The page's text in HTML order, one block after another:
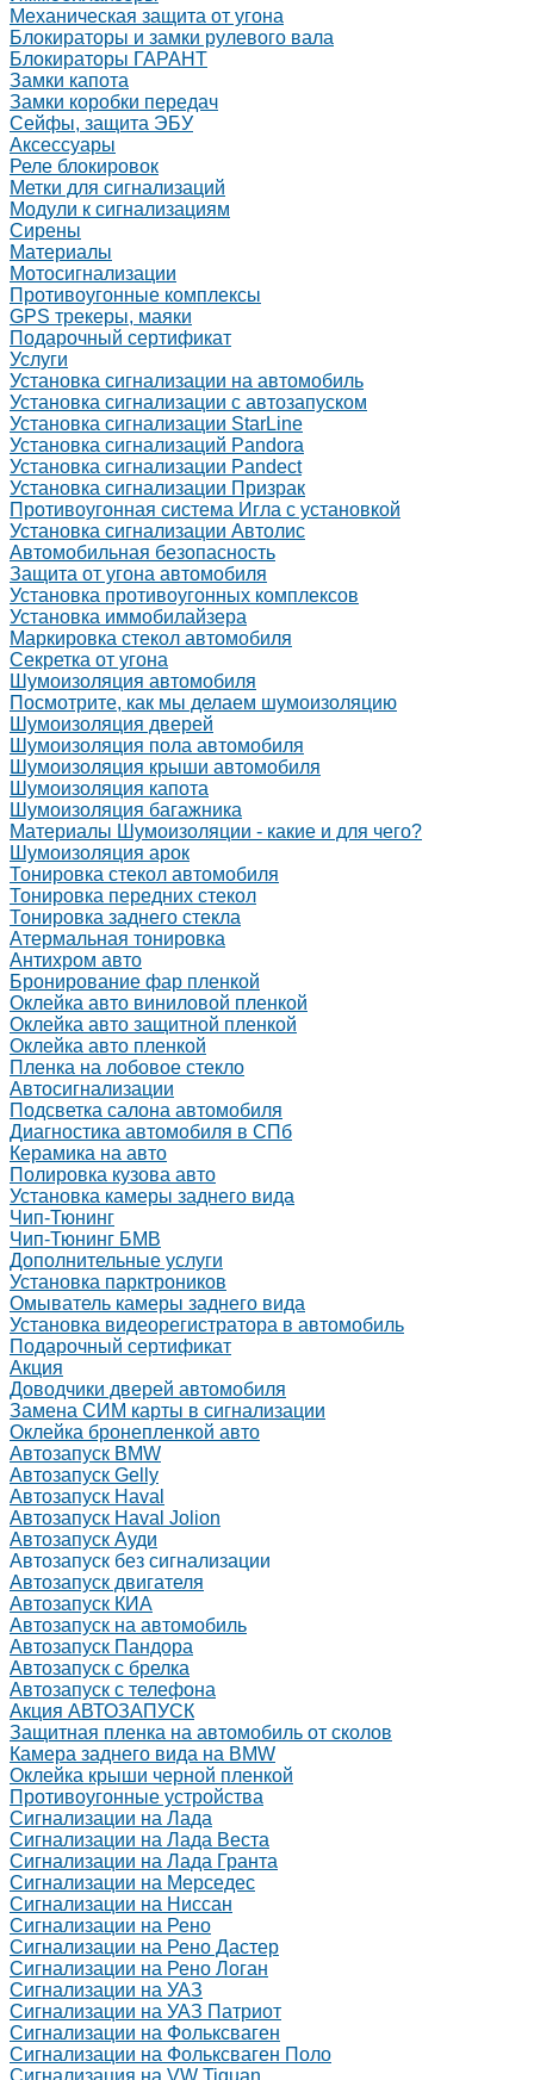
Механическая защита от угона
Блокираторы и замки рулевого вала
Блокираторы ГАРАНТ
Замки капота
Замки коробки передач
Сейфы, защита ЭБУ
Аксессуары
Реле блокировок
Метки для сигнализаций
Модули к сигнализациям
Сирены
Материалы
Мотосигнализации
Противоугонные комплексы
GPS трекеры, маяки
Подарочный сертификат
Услуги
Установка сигнализации на автомобиль
Установка сигнализации с автозапуском
Установка сигнализации StarLine
Установка сигнализаций Pandora
Установка сигнализации Pandect
Установка сигнализации Призрак
Противоугонная система Игла с установкой
Установка сигнализации Автолис
Автомобильная безопасность
Защита от угона автомобиля
Установка противоугонных комплексов
Установка иммобилайзера
Маркировка стекол автомобиля
Секретка от угона
Шумоизоляция автомобиля
Посмотрите, как мы делаем шумоизоляцию
Шумоизоляция дверей
Шумоизоляция пола автомобиля
Шумоизоляция крыши автомобиля
Шумоизоляция капота
Шумоизоляция багажника
Материалы Шумоизоляции - какие и для чего?
Шумоизоляция арок
Тонировка стекол автомобиля
Тонировка передних стекол
Тонировка заднего стекла
Атермальная тонировка
Антихром авто
Бронирование фар пленкой
Оклейка авто виниловой пленкой
Оклейка авто защитной пленкой
Оклейка авто пленкой
Пленка на лобовое стекло
Автосигнализации
Подсветка салона автомобиля
Диагностика автомобиля в СПб
Керамика на авто
Полировка кузова авто
Установка камеры заднего вида
Чип-Тюнинг
Чип-Тюнинг БМВ
Дополнительные услуги
Установка парктроников
Омыватель камеры заднего вида
Установка видеорегистратора в автомобиль
Подарочный сертификат
Акция
Доводчики дверей автомобиля
Замена СИМ карты в сигнализации
Оклейка бронепленкой авто
Автозапуск BMW
Автозапуск Gelly
Автозапуск Haval
Автозапуск Haval Jolion
Автозапуск Ауди
Автозапуск без сигнализации
Автозапуск двигателя
Автозапуск КИА
Автозапуск на автомобиль
Автозапуск Пандора
Автозапуск с брелка
Автозапуск с телефона
Акция АВТОЗАПУСК
Защитная пленка на автомобиль от сколов
Камера заднего вида на BMW
Оклейка крыши черной пленкой
Противоугонные устройства
Сигнализации на Лада
Сигнализации на Лада Веста
Сигнализации на Лада Гранта
Сигнализации на Мерседес
Сигнализации на Ниссан
Сигнализации на Рено
Сигнализации на Рено Дастер
Сигнализации на Рено Логан
Сигнализации на УАЗ
Сигнализации на УАЗ Патриот
Сигнализации на Фольксваген
Сигнализации на Фольксваген Поло
Сигнализация на VW Tiguan